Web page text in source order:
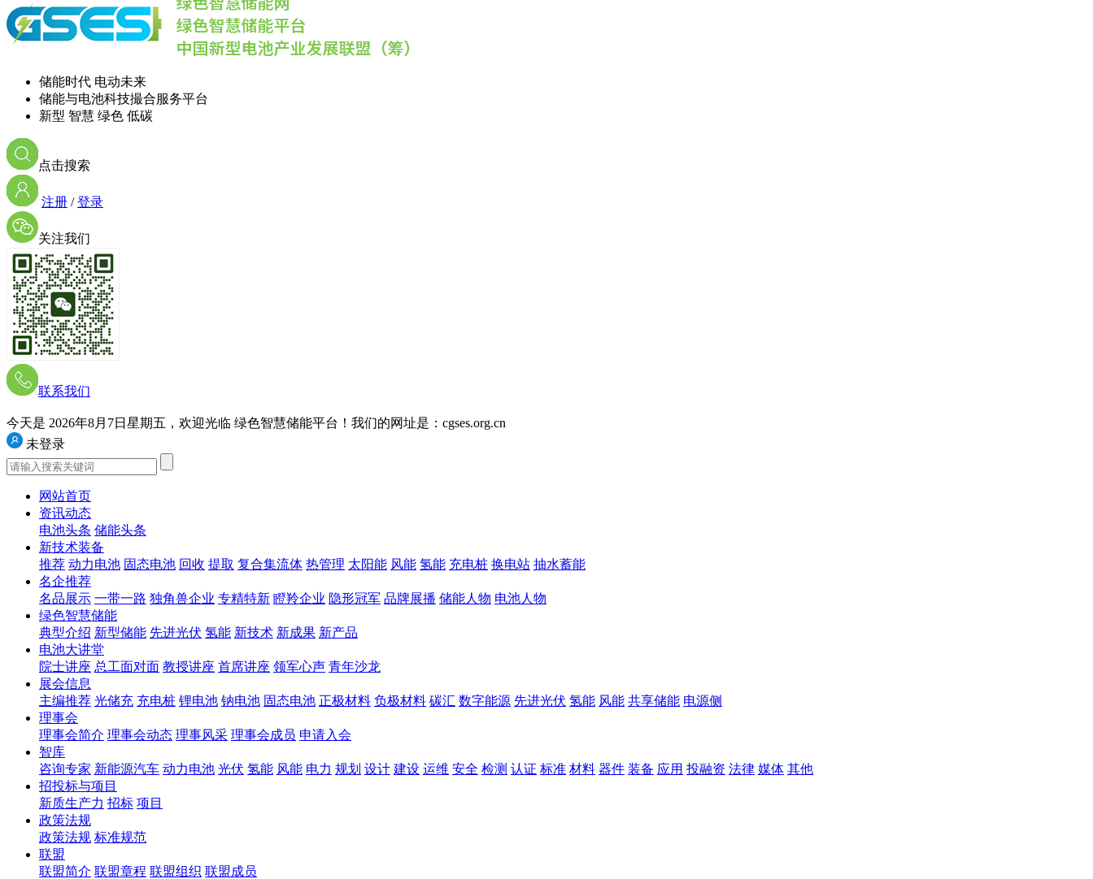
储能时代 电动未来
储能与电池科技撮合服务平台
新型 智慧 绿色 低碳
点击搜索
注册 /登录
关注我们
联系我们
今天是 2026年8月7日星期五 ，欢迎光临 绿色智慧储能平台！我们的网址是：cgses.org.cn
未登录
网站首页
资讯动态
电池头条 储能头条
新技术装备
推荐 动力电池 固态电池 回收 提取 复合集流体 热管理 太阳能 风能 氢能 充电桩 换电站 抽水蓄能
名企推荐
名品展示 一带一路 独角兽企业 专精特新 瞪羚企业 隐形冠军 品牌展播 储能人物 电池人物
绿色智慧储能
典型介绍 新型储能 先进光伏 氢能 新技术 新成果 新产品
电池大讲堂
院士讲座 总工面对面 教授讲座 首席讲座 领军心声 青年沙龙
展会信息
主编推荐 光储充 充电桩 锂电池 钠电池 固态电池 正极材料 负极材料 碳汇 数字能源 先进光伏 氢能 风能 共享储能 电源侧
理事会
理事会简介 理事会动态 理事风采 理事会成员 申请入会
智库
咨询专家 新能源汽车 动力电池 光伏 氢能 风能 电力 规划 设计 建设 运维 安全 检测 认证 标准 材料 器件 装备 应用 投融资 法律 媒体 其他
招投标与项目
新质生产力 招标 项目
政策法规
政策法规 标准规范
联盟
联盟简介 联盟章程 联盟组织 联盟成员